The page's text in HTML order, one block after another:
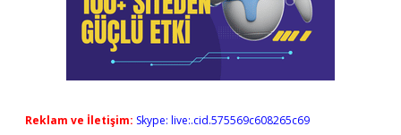
Reklam ve İletişim: Skype: live:.cid.575569c608265c69